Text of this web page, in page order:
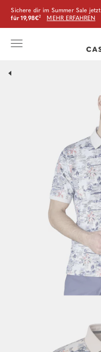
Sichere dir im Summer Sale jetzt
für 19,98€² MEHR ERFAHREN